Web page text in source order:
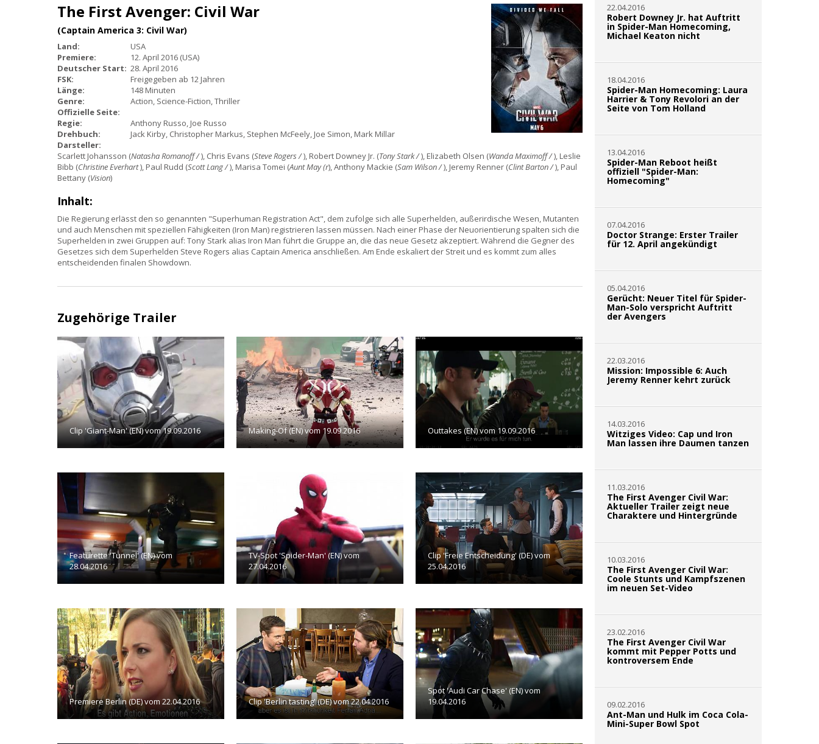
The First Avenger: Civil War
(Captain America 3: Civil War)
Land:
USA
Premiere:
12. April 2016 (USA)
Deutscher Start: 28. April 2016
FSK:
Freigegeben ab 12 Jahren
Länge:
148 Minuten
Genre:
Action, Science-Fiction, Thriller
Offizielle Seite:
Regie:
Anthony Russo, Joe Russo
Drehbuch:
Jack Kirby, Christopher Markus, Stephen McFeely, Joe Simon, Mark Millar
Darsteller:
Scarlett Johansson (Natasha Romanoff /), Chris Evans (Steve Rogers /), Robert Downey Jr. (Tony Stark /), Elizabeth Olsen (Wanda Maximoff /), Leslie
Bibb (Christine Everhart), Paul Rudd (Scott Lang /), Marisa Tomei (Aunt May (r), Anthony Mackie (Sam Wilson /), Jeremy Renner (Clint Barton /), Paul
Bettany (Vision)
Inhalt:
Die Regierung erlässt den so genannten "Superhuman Registration Act", dem zufolge sich alle Superhelden, außerirdische Wesen, Mutanten
und auch Menschen mit speziellen Fähigkeiten (Iron Man) registrieren lassen müssen. Nach einer Phase der Neuorientierung spalten sich die
Superhelden in zwei Gruppen auf: Tony Stark alias Iron Man führt die Gruppe an, die das neue Gesetz akzeptiert. Während die Gegner des
Gesetzes sich dem Superhelden Steve Rogers alias Captain America anschließen. Am Ende eskaliert der Streit und es kommt zum alles
entscheidenden finalen Showdown.
Zugehörige Trailer
Clip 'Giant-Man' (EN) vom 19.09.2016 Making-Of (EN) vom 19.09.2016 Outtakes (EN) vom 19.09.2016
Featurette 'Tunnel' (EN) vom
28.04.2016
TV-Spot 'Spider-Man' (EN) vom
27.04.2016
Clip 'Freie Entscheidung' (DE) vom
25.04.2016
Premiere Berlin (DE) vom 22.04.2016 Clip 'Berlin tasting' (DE) vom 22.04.2016
Spot 'Audi Car Chase' (EN) vom
19.04.2016
22.04.2016
Robert Downey Jr. hat Auftritt
in Spider-Man Homecoming,
Michael Keaton nicht
18.04.2016
Spider-Man Homecoming: Laura
Harrier & Tony Revolori an der
Seite von Tom Holland
13.04.2016
Spider-Man Reboot heißt
offiziell "Spider-Man:
Homecoming"
07.04.2016
Doctor Strange: Erster Trailer
für 12. April angekündigt
05.04.2016
Gerücht: Neuer Titel für Spider-
Man-Solo verspricht Auftritt
der Avengers
22.03.2016
Mission: Impossible 6: Auch
Jeremy Renner kehrt zurück
14.03.2016
Witziges Video: Cap und Iron
Man lassen ihre Daumen tanzen
11.03.2016
The First Avenger Civil War:
Aktueller Trailer zeigt neue
Charaktere und Hintergründe
10.03.2016
The First Avenger Civil War:
Coole Stunts und Kampfszenen
im neuen Set-Video
23.02.2016
The First Avenger Civil War
kommt mit Pepper Potts und
kontroversem Ende
09.02.2016
Ant-Man und Hulk im Coca Cola-
Mini-Super Bowl Spot